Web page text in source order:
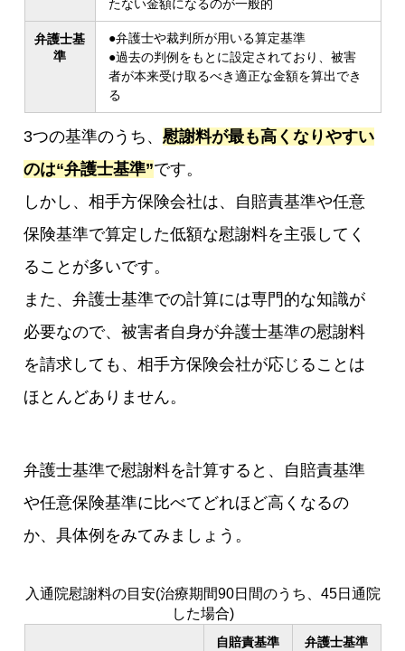
たない金額になるのが一般的
弁護士基
準
●弁護士や裁判所が用いる算定基準
●過去の判例をもとに設定されており、被害
者が本来受け取るべき適正な金額を算出でき
る
3つの基準のうち、慰謝料が最も高くなりやすい
のは“弁護士基準”です。
しかし、相手方保険会社は、自賠責基準や任意
保険基準で算定した低額な慰謝料を主張してく
ることが多いです。
また、弁護士基準での計算には専門的な知識が
必要なので、被害者自身が弁護士基準の慰謝料
を請求しても、相手方保険会社が応じることは
ほとんどありません。
弁護士基準で慰謝料を計算すると、自賠責基準
や任意保険基準に比べてどれほど高くなるの
か、具体例をみてみましょう。
入通院慰謝料の目安(治療期間90日間のうち、45日通院
した場合)
自賠責基準 弁護士基準